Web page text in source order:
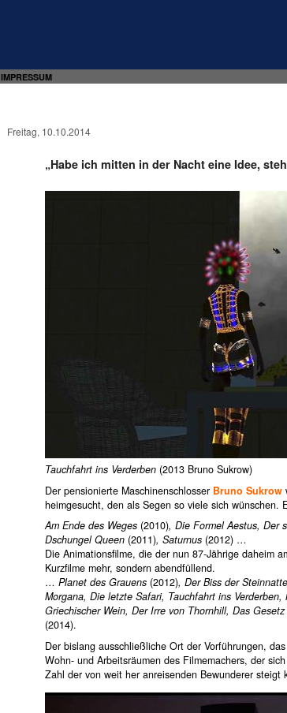
IMPRESSUM
Freitag, 10.10.2014
„Habe ich mitten in der Nacht eine Idee,
Tauchfahrt ins Verderben (2013 Bruno Sukrow)
Der pensionierte Maschinenschlosser Bruno Sukrow
heimgesucht, den als Segen so viele sich wünschen.
Am Ende des Weges (2010), Die Formel Aestus, Der
Dschungel Queen (2011), Saturnus (2012) …
Die Animationsfilme, die der nun 87-Jährige daheim
Kurzfilme mehr, sondern abendfüllend.
… Planet des Grauens (2012), Der Biss der
Morgana, Die letzte Safari, Tauchfahrt ins
Griechischer Wein, Der Irre von Thornhill, Das
(2014).
Der bislang ausschließliche Ort der Vorführungen,
Wohn- und Arbeitsräumen des Filmemachers, der
Zahl der von weit her anreisenden Bewunderer steigt